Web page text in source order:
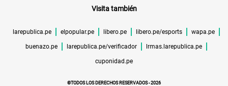
Visita también
larepublica.pe elpopular.pe libero.pe libero.pe/esports wapa.pe
buenazo.pe larepublica.pe/verificador lrmas.larepublica.pe
cuponidad.pe
©TODOS LOS DERECHOS RESERVADOS -2026